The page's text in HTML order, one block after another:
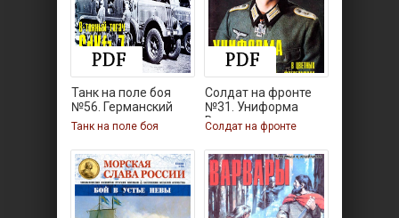
Танк на поле боя
№56. Германский
Танк на поле боя
Солдат на фронте
№31. Униформа
Вермахта
Солдат на фронте